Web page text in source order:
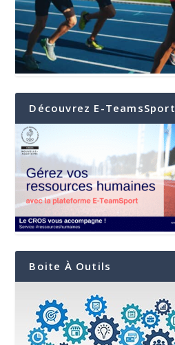
Découvrez E-TeamsSport
Boite À Outils